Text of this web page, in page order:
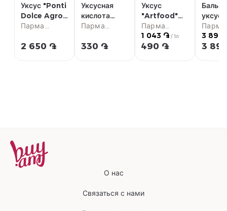
Уксус "Ponti
Dolce Agro"
лимонный
Парма
2 650 ֏
Уксусная
кислота
70% 180мл
Парма
330 ֏
Уксус
"Artfood"
яблочный
470мл
Парма
супермаркет
1 043 ֏ / 1л
490 ֏
уксус
Aceto
Парма
3 890
3
О нас
Связаться с нами